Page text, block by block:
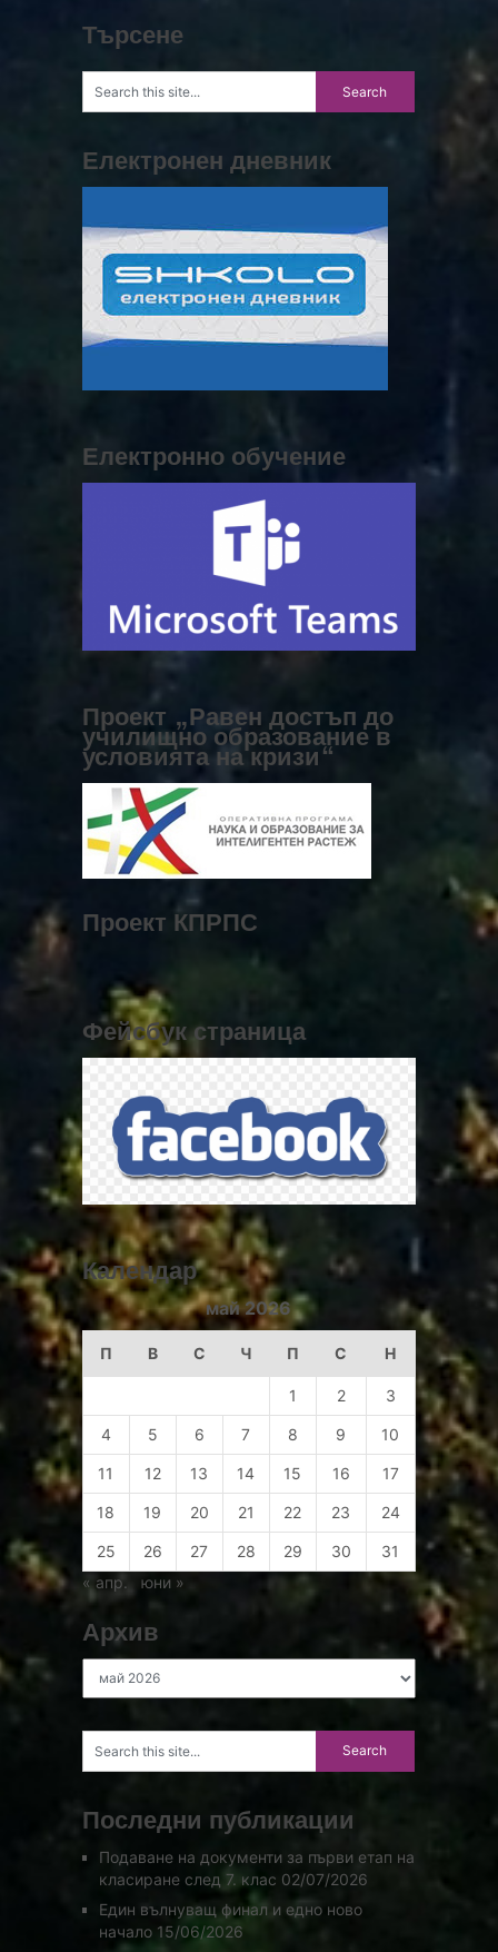
Търсене
Електронен дневник
Електронно обучение
Проект „Равен достъп до
училищно образование в
условията на кризи“
Проект КПРПС
Фейсбук страница
Календар
май 2026
П В С Ч П С Н
1 2 3
4 5 6 7 8 9 10
11 12 13 14 15 16 17
18 19 20 21 22 23 24
25 26 27 28 29 30
31
« апр.
юни »
Архив
Последни публикации
Подаване на документи за първи етап на
класиране след 7. клас 02/07/2026
Един вълнуващ финал и едно ново
начало 15/06/2026